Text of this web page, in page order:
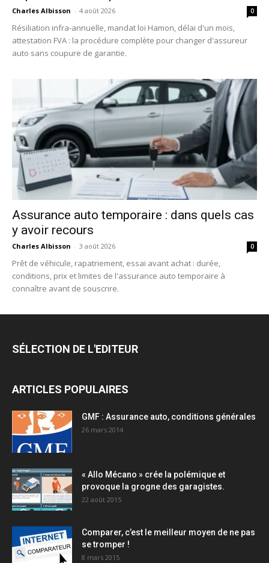
Charles Albisson - 4 août 2026 0
Résiliation infra-annuelle, mandat loi Hamon, délai d'un mois,
attestation FVA : la procédure complète pour changer d'assureur
auto sans coupure de garantie.
Assurance auto temporaire : dans quels cas
y avoir recours
Charles Albisson - 3 août 2026 0
Prêt de véhicule, rapatriement, essai avant achat : durée,
conditions, prix et limites de l'assurance auto temporaire à
connaître avant de souscrire.
SÉLECTION DE L'EDITEUR
ARTICLES POPULAIRES
GMF : Assurance auto, conditions générales
26 mars 2014
« Allo Mécano » crée la polémique et
provoque la grogne des garagistes.
22 août 2015
Comparer, c’est le meilleur moyen de ne pas
se tromper !
8 mars 2015